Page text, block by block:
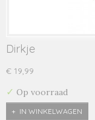
Dirkje
€ 19,99
✓ Op voorraad
IN WINKELWAGEN